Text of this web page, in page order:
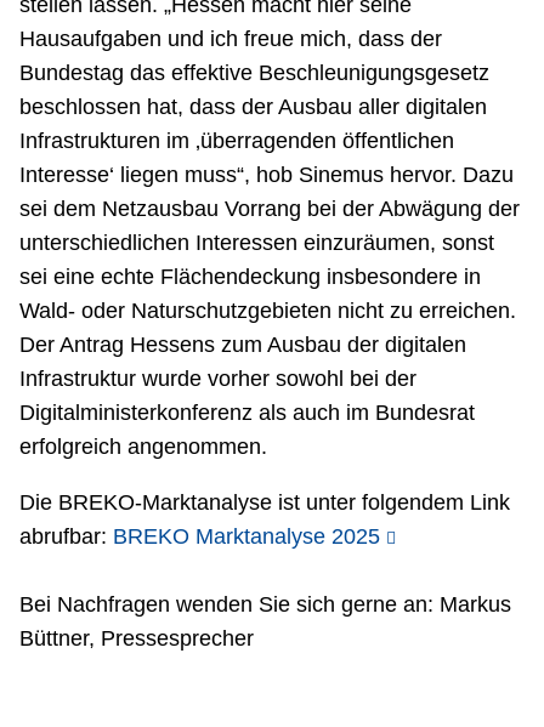
stellen lassen. „Hessen macht hier seine
Hausaufgaben und ich freue mich, dass der
Bundestag das effektive Beschleunigungsgesetz
beschlossen hat, dass der Ausbau aller digitalen
Infrastrukturen im ‚überragenden öffentlichen
Interesse‘ liegen muss“, hob Sinemus hervor. Dazu
sei dem Netzausbau Vorrang bei der Abwägung der
unterschiedlichen Interessen einzuräumen, sonst
sei eine echte Flächendeckung insbesondere in
Wald- oder Naturschutzgebieten nicht zu erreichen.
Der Antrag Hessens zum Ausbau der digitalen
Infrastruktur wurde vorher sowohl bei der
Digitalministerkonferenz als auch im Bundesrat
erfolgreich angenommen.
Die BREKO-Marktanalyse ist unter folgendem Link
abrufbar: BREKO Marktanalyse 2025
Bei Nachfragen wenden Sie sich gerne an: Markus
Büttner, Pressesprecher